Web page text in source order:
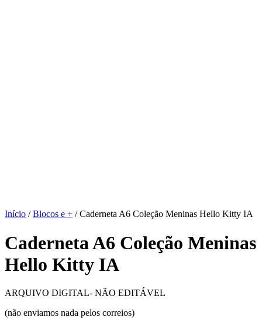
Início /Blocos e + / Caderneta A6 Coleção Meninas Hello Kitty IA
Caderneta A6 Coleção Meninas
Hello Kitty IA
ARQUIVO DIGITAL- NÃO EDITÁVEL
(não enviamos nada pelos correios)